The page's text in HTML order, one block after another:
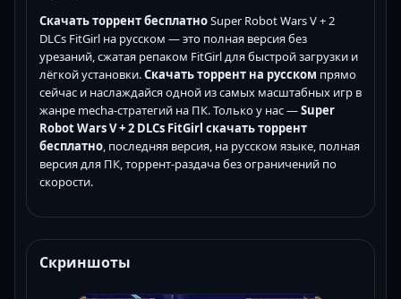
Скачать торрент бесплатноSuper Robot Wars V + 2
DLCs FitGirl на русском — это полная версия без
урезаний, сжатая репаком FitGirl для быстрой загрузки и
лёгкой установки.Скачать торрент на русском прямо
сейчас и наслаждайся одной из самых масштабных игр в
жанре mecha-стратегий на ПК. Только у нас —Super
Robot Wars V + 2 DLCs FitGirl скачать торрент
бесплатно, последняя версия, на русском языке, полная
версия для ПК, торрент-раздача без ограничений по
скорости.
Скриншоты